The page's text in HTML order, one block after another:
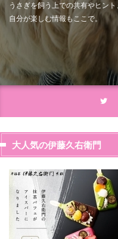
うさぎを飼う上での共有やヒント
自分が楽しむ情報もここで。
大人気の伊藤久右衛門